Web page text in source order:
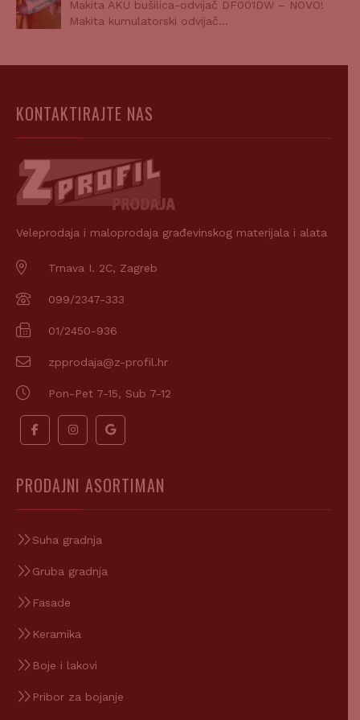
Makita AKU bušilica-odvijač DF001DW – NOVO!
Makita kumulatorski odvijač…
KONTAKTIRAJTE NAS
Veleprodaja i maloprodaja građevinskog materijala i alata
Trnava I. 2C, Zagreb
099/2347-333
01/2450-936
zpprodaja@z-profil.hr
Pon-Pet 7-15, Sub 7-12
PRODAJNI ASORTIMAN
Suha gradnja
Gruba gradnja
Fasade
Keramika
Boje i lakovi
Pribor za bojanje